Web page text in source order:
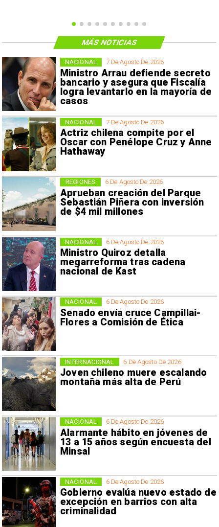
7 De Agosto De 2026
Ministro Arrau defiende secreto
bancario y asegura que Fiscalía
logra levantarlo en la mayoría de
casos
NACIONAL
7 De Agosto De 2026
Actriz chilena compite por el
Oscar con Penélope Cruz y Anne
Hathaway
NACIONAL
6 De Agosto De 2026
Aprueban creación del Parque
Sebastián Piñera con inversión
de $4 mil millones
REGIONES
6 De Agosto De 2026
Ministro Quiroz detalla
megarreforma tras cadena
nacional de Kast
NACIONAL
6 De Agosto De 2026
Senado envía cruce Campillai-
Flores a Comisión de Ética
NACIONAL
6 De Agosto De 2026
Joven chileno muere escalando
montaña más alta de Perú
INTERNACIONAL
6 De Agosto De 2026
Alarmante hábito en jóvenes de
13 a 15 años según encuesta del
Minsal
NACIONAL
6 De Agosto De 2026
Gobierno evalúa nuevo estado de
excepción en barrios con alta
criminalidad
NACIONAL
MÁS NOTICIAS